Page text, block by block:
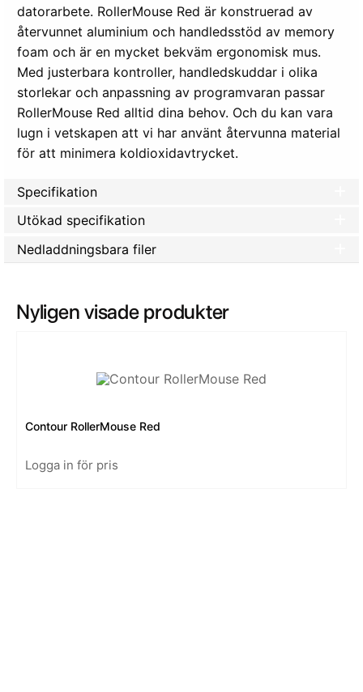
datorarbete. RollerMouse Red är konstruerad av
återvunnet aluminium och handledsstöd av memory
foam och är en mycket bekväm ergonomisk mus.
Med justerbara kontroller, handledskuddar i olika
storlekar och anpassning av programvaran passar
RollerMouse Red alltid dina behov. Och du kan vara
lugn i vetskapen att vi har använt återvunna material
för att minimera koldioxidavtrycket.
Specifikation
Utökad specifikation
Nedladdningsbara filer
Nyligen visade produkter
Contour RollerMouse Red
Logga in för pris